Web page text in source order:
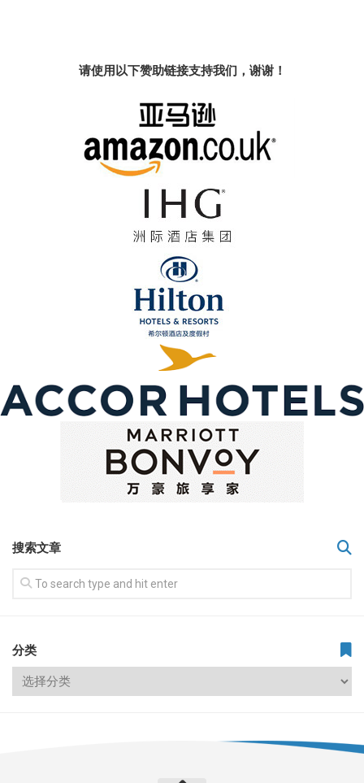
请使用以下赞助链接支持我们，谢谢！
搜索文章
分类